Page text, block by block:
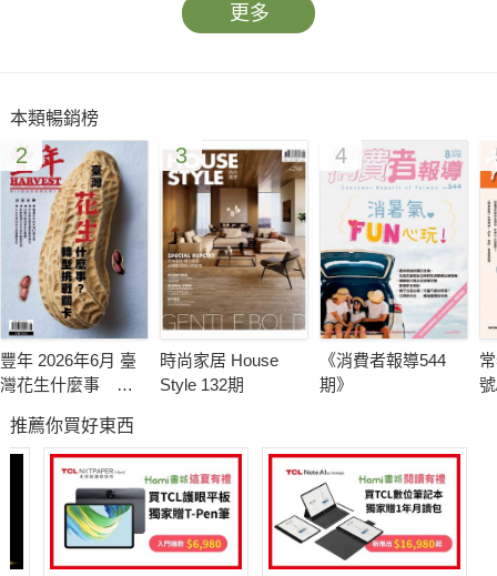
更多
本類暢銷榜
2
豐年 2026年6月 臺
灣花生什麼事 轉
3
時尚家居 House
Style 132期
4
《消費者報導544
期》
推薦你買好東西